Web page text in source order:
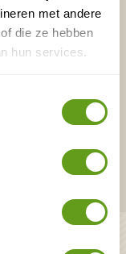
met andere
die ze hebben
hun services.